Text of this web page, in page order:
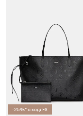
-25%* с код: FS